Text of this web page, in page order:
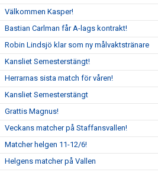
Välkommen Kasper!
Bastian Carlman får A-lags kontrakt!
Robin Lindsjö klar som ny målvaktstränare
Kansliet Semesterstängt!
Herrarnas sista match för våren!
Kansliet Semesterstängt
Grattis Magnus!
Veckans matcher på Staffansvallen!
Matcher helgen 11-12/6!
Helgens matcher på Vallen